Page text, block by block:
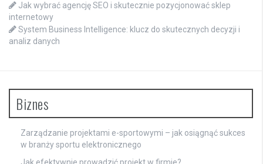
Jak wybrać agencję SEO i skutecznie pozycjonować sklep
internetowy
System Business Intelligence: klucz do skutecznych decyzji i
analiz danych
Biznes
Zarządzanie projektami e-sportowymi – jak osiągnąć sukces
w branży sportu elektronicznego